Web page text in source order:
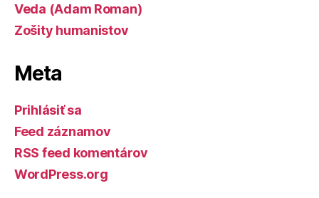
Veda (Adam Roman)
Zošity humanistov
Meta
Prihlásiť sa
Feed záznamov
RSS feed komentárov
WordPress.org